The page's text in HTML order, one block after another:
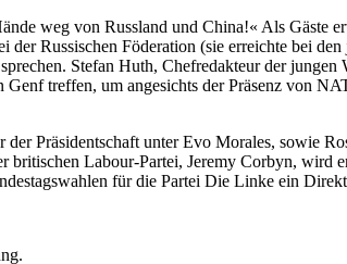
weg von Russland und China!« Als Gäste
Russischen Föderation (sie erreichte bei
Stefan Huth, Chefredakteur der
treffen, um angesichts der Präsenz von
Präsidentschaft unter Evo Morales, sowie
Labour-Partei, Jeremy Corbyn,
für die Partei Die Linke ein